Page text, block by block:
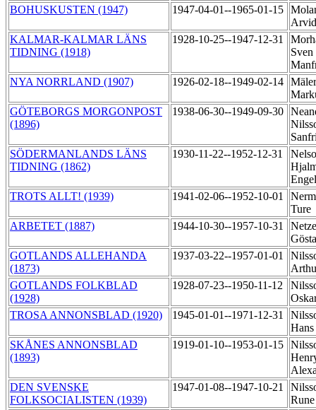
BOHUSKUSTEN (1947)
1947-04-01--1965-01-15
KALMAR-KALMAR LÄNS
TIDNING (1918)
1928-10-25--1947-12-31
Sven
NYA NORRLAND (1907)
1926-02-18--1949-02-14
GÖTEBORGS MORGONPOST
(1896)
1938-06-30--1949-09-30
SÖDERMANLANDS LÄNS
TIDNING (1862)
1930-11-22--1952-12-31
TROTS ALLT! (1939)
1941-02-06--1952-10-01
Ture
ARBETET (1887)
1944-10-30--1957-10-31
GOTLANDS ALLEHANDA
(1873)
1937-03-22--1957-01-01
GOTLANDS FOLKBLAD
(1928)
1928-07-23--1950-11-12
TROSA ANNONSBLAD (1920)
1945-01-01--1971-12-31
Hans
SKÅNES ANNONSBLAD
(1893)
1919-01-10--1953-01-15
DEN SVENSKE
FOLKSOCIALISTEN (1939)
1947-01-08--1947-10-21